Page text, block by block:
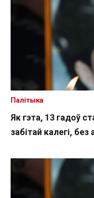
Як гэта, 13 гадоў
забітай калегі, без
Палітыка